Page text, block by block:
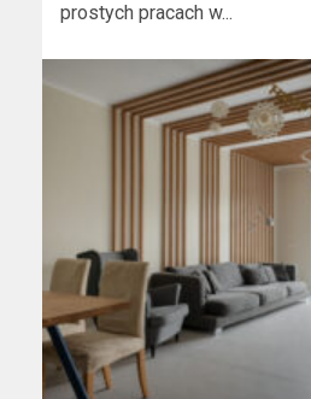
prostych pracach w...